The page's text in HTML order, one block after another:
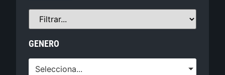
GENERO
Selecciona...